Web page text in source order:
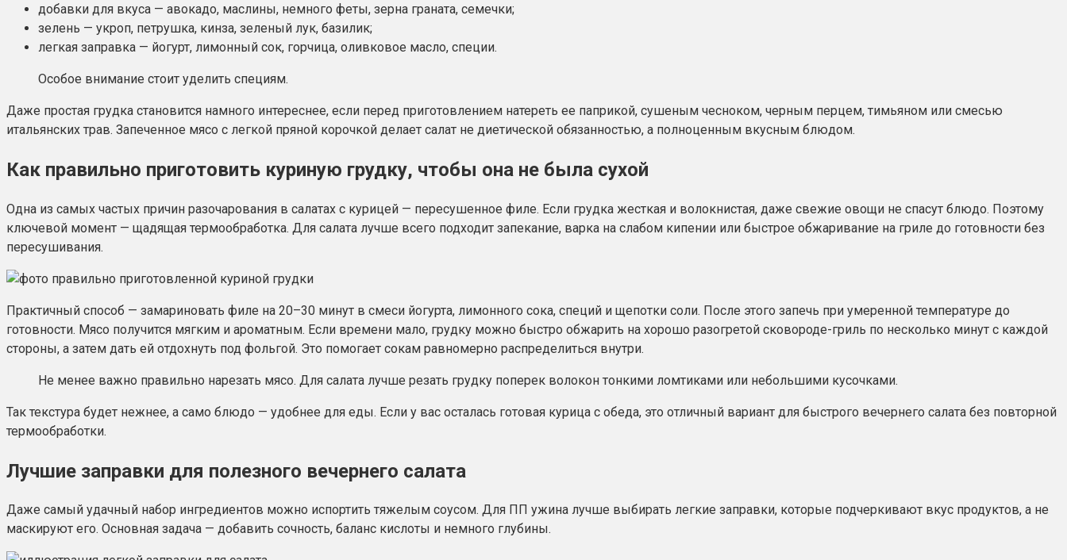
добавки для вкуса — авокадо, маслины, немного феты, зерна граната, семечки;
зелень — укроп, петрушка, кинза, зеленый лук, базилик;
легкая заправка — йогурт, лимонный сок, горчица, оливковое масло, специи.
Особое внимание стоит уделить специям.
Даже простая грудка становится намного интереснее, если перед приготовлением натереть ее паприкой, сушеным чесноком, черным перцем, тимьяном или смесью
итальянских трав. Запеченное мясо с легкой пряной корочкой делает салат не диетической обязанностью, а полноценным вкусным блюдом.
Как правильно приготовить куриную грудку, чтобы она не была сухой
Одна из самых частых причин разочарования в салатах с курицей — пересушенное филе. Если грудка жесткая и волокнистая, даже свежие овощи не спасут блюдо. Поэтому
ключевой момент — щадящая термообработка. Для салата лучше всего подходит запекание, варка на слабом кипении или быстрое обжаривание на гриле до готовности без
пересушивания.
Практичный способ — замариновать филе на 20–30 минут в смеси йогурта, лимонного сока, специй и щепотки соли. После этого запечь при умеренной температуре до
готовности. Мясо получится мягким и ароматным. Если времени мало, грудку можно быстро обжарить на хорошо разогретой сковороде-гриль по несколько минут с каждой
стороны, а затем дать ей отдохнуть под фольгой. Это помогает сокам равномерно распределиться внутри.
Не менее важно правильно нарезать мясо. Для салата лучше резать грудку поперек волокон тонкими ломтиками или небольшими кусочками.
Так текстура будет нежнее, а само блюдо — удобнее для еды. Если у вас осталась готовая курица с обеда, это отличный вариант для быстрого вечернего салата без повторной
термообработки.
Лучшие заправки для полезного вечернего салата
Даже самый удачный набор ингредиентов можно испортить тяжелым соусом. Для ПП ужина лучше выбирать легкие заправки, которые подчеркивают вкус продуктов, а не
маскируют его. Основная задача — добавить сочность, баланс кислоты и немного глубины.